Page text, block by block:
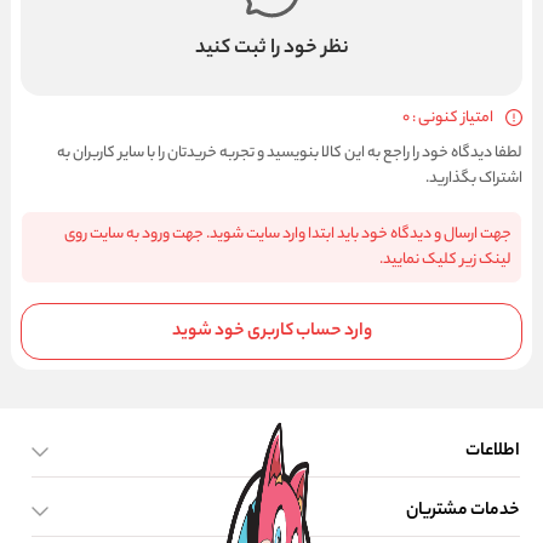
نظر خود را ثبت کنید
امتیاز کنونی : 0
لطفا دیدگاه خود را راجع به این کالا بنویسید و تجربه خریدتان را با سایر کاربران به
اشتراک بگذارید.
جهت ارسال و دیدگاه خود باید ابتدا وارد سایت شوید. جهت ورود به سایت روی
لینک زیر کلیک نمایید.
وارد حساب کاربری خود شوید
اطلاعات
صفحه اصلی
خدمات مشتریان